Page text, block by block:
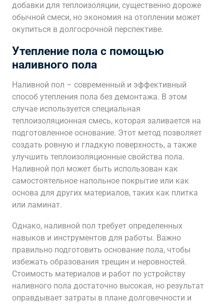
добавки для теплоизоляции, существенно дороже
обычной смеси, но экономия на отоплении может
окупиться в долгосрочной перспективе.
Утепление пола с помощью
наливного пола
Наливной пол – современный и эффективный
способ утепления пола без демонтажа. В этом
случае используется специальная
теплоизоляционная смесь, которая заливается на
подготовленное основание. Этот метод позволяет
создать ровную и гладкую поверхность, а также
улучшить теплоизоляционные свойства пола.
Наливной пол может быть использован как
самостоятельное напольное покрытие или как
основа для других материалов, таких как плитка
или ламинат.
Однако, наливной пол требует определенных
навыков и инструментов для работы. Важно
правильно подготовить основание пола, чтобы
избежать образования трещин и неровностей.
Стоимость материалов и работ по устройству
наливного пола достаточно высокая, но результат
оправдывает затраты в плане долговечности и